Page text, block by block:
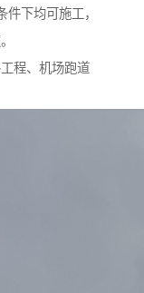
下均可施工，
程、机场跑道